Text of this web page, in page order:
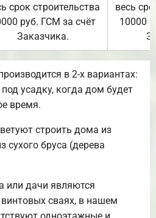
срок строительства
руб. ГСМ за счёт
Заказчика.
весь
10000
в 2-х вариантах:
усадку, когда дом будет
время.
строить дома из
сухого бруса (дерева
или дачи являются
сваях, в нашем
одноэтажные и